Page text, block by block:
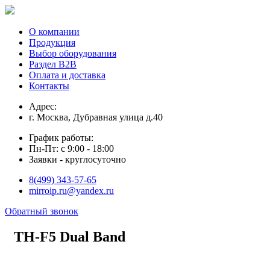
О компании
Продукция
Выбор оборудования
Раздел В2В
Оплата и доставка
Контакты
Адрес:
г. Москва, Дубравная улица д.40
График работы:
Пн-Пт: с 9:00 - 18:00
Заявки - круглосуточно
8(499) 343-57-65
mirroip.ru@yandex.ru
Обратный звонок
TH-F5 Dual Band